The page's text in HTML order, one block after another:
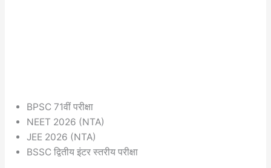
BPSC 71वीं परीक्षा
NEET 2026 (NTA)
JEE 2026 (NTA)
BSSC द्वितीय इंटर स्तरीय परीक्षा